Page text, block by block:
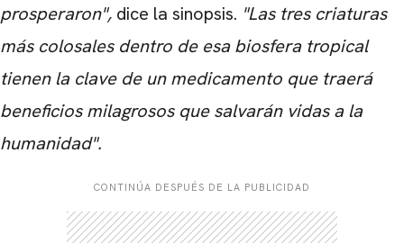
prosperaron", dice la sinopsis. "Las tres criaturas
más colosales dentro de esa biosfera tropical
tienen la clave de un medicamento que traerá
beneficios milagrosos que salvarán vidas a la
humanidad".
CONTINÚA DESPUÉS DE LA PUBLICIDAD